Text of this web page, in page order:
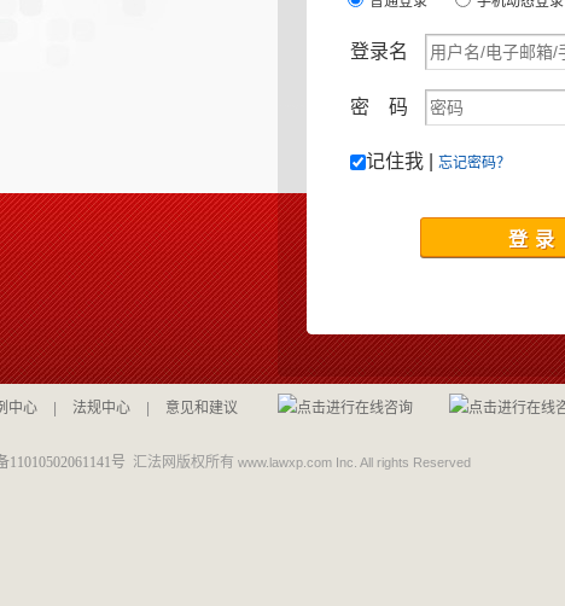
登录名
密 码
记住我 | 忘记密码？
中心 法规中心 意见和建议
11010502061141号 汇法网版权所有 www.lawxp.com Inc. All rights Reserved